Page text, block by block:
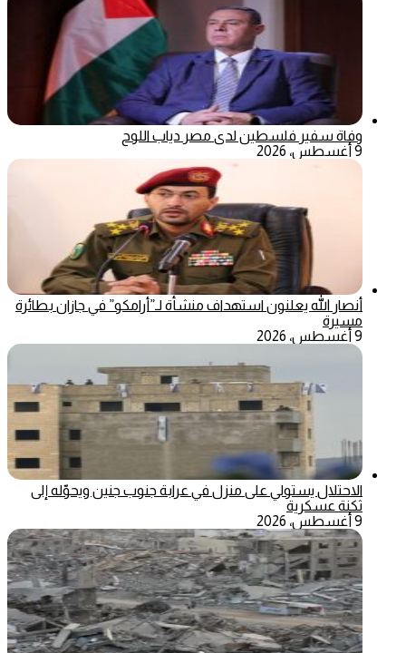
وفاة سفير فلسطين لدى مصر دياب اللوح
9 أغسطس، 2026
أنصار الله يعلنون استهداف منشأة لـ”أرامكو” في جازان بطائرة
مسيرة
9 أغسطس، 2026
الاحتلال يستولي على منزل في عرابة جنوب جنين ويحوّله إلى
ثكنة عسكرية
9 أغسطس، 2026